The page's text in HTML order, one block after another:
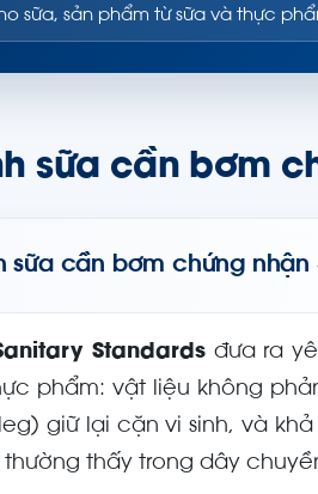
sữa, sản phẩm từ sữa và thực
sữa cần bơm
sữa cần bơm chứng nhận
Standardsđưa ra
phẩm: vật liệu không
giữ lại cặn vi sinh, và
thấy trong dây